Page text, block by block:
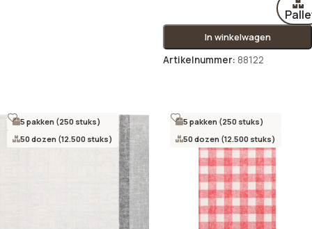
In winkelwagen
Artikelnummer: 88122
5 pakken (250 stuks)
50 dozen (12.500 stuks)
5 pakken (250 stuks)
50 dozen (12.500 stuks)